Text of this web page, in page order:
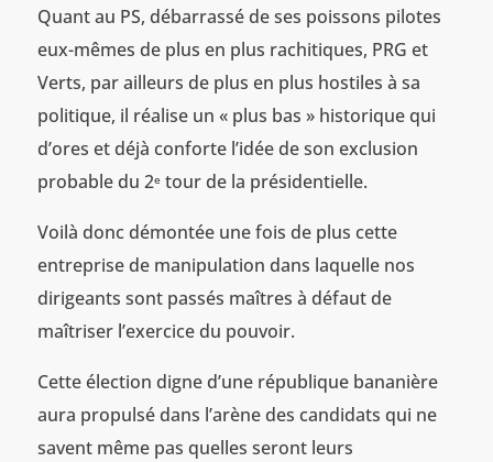
Quant au PS, débarrassé de ses poissons pilotes
eux-mêmes de plus en plus rachitiques, PRG et
Verts, par ailleurs de plus en plus hostiles à sa
politique, il réalise un « plus bas » historique qui
d’ores et déjà conforte l’idée de son exclusion
probable du 2etour de la présidentielle.
Voilà donc démontée une fois de plus cette
entreprise de manipulation dans laquelle nos
dirigeants sont passés maîtres à défaut de
maîtriser l’exercice du pouvoir.
Cette élection digne d’une république bananière
aura propulsé dans l’arène des candidats qui ne
savent même pas quelles seront leurs